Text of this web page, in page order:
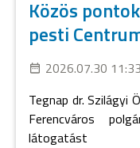
Közös
pesti
2026.07.30 11:33
Tegnap dr. Szilágyi
Ferencváros
látogatást